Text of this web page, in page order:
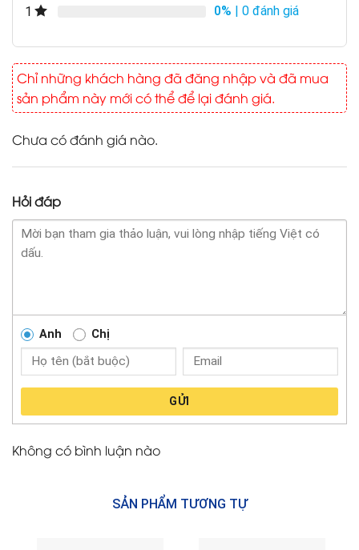
1
0% | 0 đánh giá
Chỉ những khách hàng đã đăng nhập và đã mua
sản phẩm này mới có thể để lại đánh giá.
Chưa có đánh giá nào.
Hỏi đáp
Anh Chị
GỬI
Không có bình luận nào
SẢN PHẨM TƯƠNG TỰ